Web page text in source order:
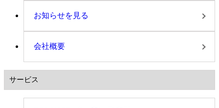
お知らせを見る
会社概要
サービス